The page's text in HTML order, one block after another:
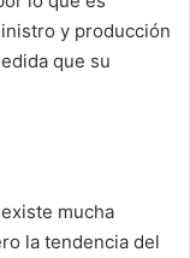
y producción
que su
mucha
la tendencia del